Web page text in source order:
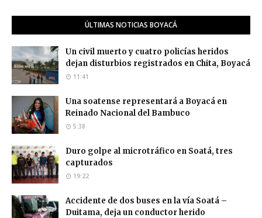
ÚLTIMAS NOTICIAS BOYACÁ
Un civil muerto y cuatro policías heridos
dejan disturbios registrados en Chita, Boyacá
11:41
Una soatense representará a Boyacá en
Reinado Nacional del Bambuco
5:38
Duro golpe al microtráfico en Soatá, tres
capturados
19:22
Accidente de dos buses en la vía Soatá –
Duitama, deja un conductor herido